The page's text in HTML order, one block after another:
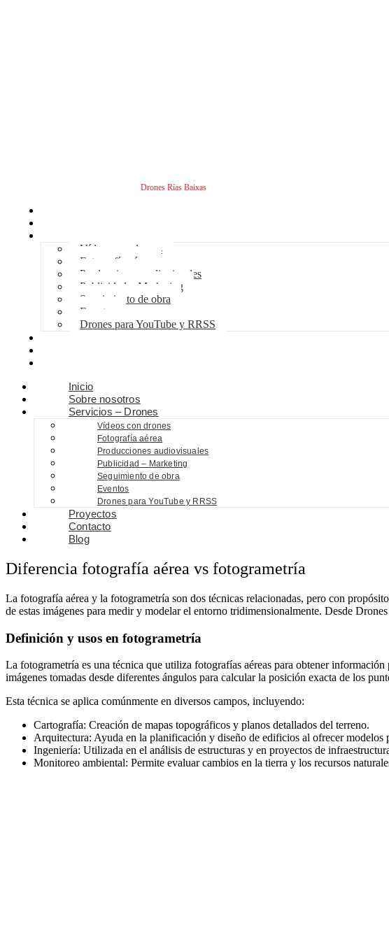
Drones Rías Baixas
Vídeos con drones
Fotografía aérea
Producciones audiovisuales
Publicidad – Marketing
Seguimiento de obra
Eventos
Drones para YouTube y RRSS
Inicio
Sobre nosotros
Servicios – Drones
Vídeos con drones
Fotografía aérea
Producciones audiovisuales
Publicidad – Marketing
Seguimiento de obra
Eventos
Drones para YouTube y RRSS
Proyectos
Contacto
Blog
Diferencia fotografía aérea vs fotogrametría
La fotografía aérea y la fotogrametría son dos técnicas relacionadas, pero con
de estas imágenes para medir y modelar el entorno tridimensionalmente. Desde
Definición y usos en fotogrametría
La fotogrametría es una técnica que utiliza fotografías aéreas para obtener
imágenes tomadas desde diferentes ángulos para calcular la posición exacta de los
Esta técnica se aplica comúnmente en diversos campos, incluyendo:
Cartografía: Creación de mapas topográficos y planos detallados del terreno.
Arquitectura: Ayuda en la planificación y diseño de edificios al ofrecer modelos
Ingeniería: Utilizada en el análisis de estructuras y en proyectos de
Monitoreo ambiental: Permite evaluar cambios en la tierra y los recursos